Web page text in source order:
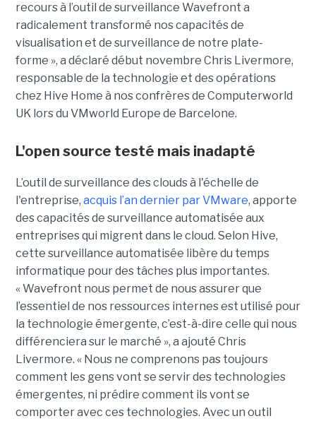
recours à l’outil de surveillance Wavefront a
radicalement transformé nos capacités de
visualisation et de surveillance de notre plate-
forme », a déclaré début novembre Chris Livermore,
responsable de la technologie et des opérations
chez Hive Home à nos confrères de Computerworld
UK lors du VMworld Europe de Barcelone.
L'open source testé mais inadapté
L’outil de surveillance des clouds à l'échelle de
l'entreprise, acquis l’an dernier par VMware, apporte
des capacités de surveillance automatisée aux
entreprises qui migrent dans le cloud. Selon Hive,
cette surveillance automatisée libère du temps
informatique pour des tâches plus importantes.
« Wavefront nous permet de nous assurer que
l’essentiel de nos ressources internes est utilisé pour
la technologie émergente, c’est-à-dire celle qui nous
différenciera sur le marché », a ajouté Chris
Livermore. « Nous ne comprenons pas toujours
comment les gens vont se servir des technologies
émergentes, ni prédire comment ils vont se
comporter avec ces technologies. Avec un outil